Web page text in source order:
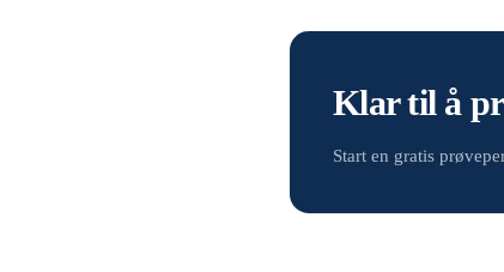
Klar til å
Start en gratis